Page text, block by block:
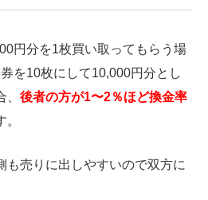
円分を1枚買い取ってもらう場
を10枚にして10,000円分とし
後者の方が1〜2％ほど換金率
も売りに出しやすいので双方に